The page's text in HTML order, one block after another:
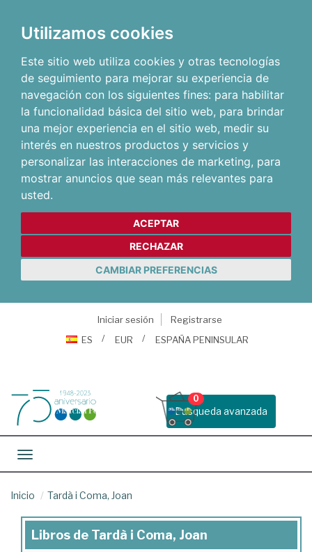
Utilizamos cookies
Este sitio web utiliza cookies y otras tecnologías
de seguimiento para mejorar su experiencia de
navegación con los siguientes fines: para habilitar
la funcionalidad básica del sitio web, para brindar
una mejor experiencia en el sitio web, medir su
interés en nuestros productos y servicios y
personalizar las interacciones de marketing, para
mostrar anuncios que sean más relevantes para
usted.
ACEPTAR
RECHAZAR
CAMBIAR PREFERENCIAS
Iniciar sesión
Registrarse
ES
EUR ESPAÑA PENINSULAR
Busqueda avanzada
0
Toggle navigation
Inicio Tardà i Coma, Joan
Libros
Libros de Tardà i Coma, Joan